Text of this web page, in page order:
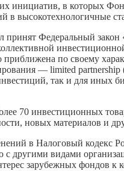
инициатив, в которых
в высокотехнологичные
принят Федеральный
по своему
— limited
так и для иных
70 инвестиционных
новых материалов и
в Налоговый кодекс
другими видами
зарубежных фондов к